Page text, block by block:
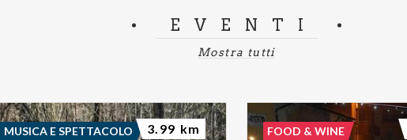
EVENTI
Mostra tutti
MUSICA E SPETTACOLO 3.99 km FOOD & WINE